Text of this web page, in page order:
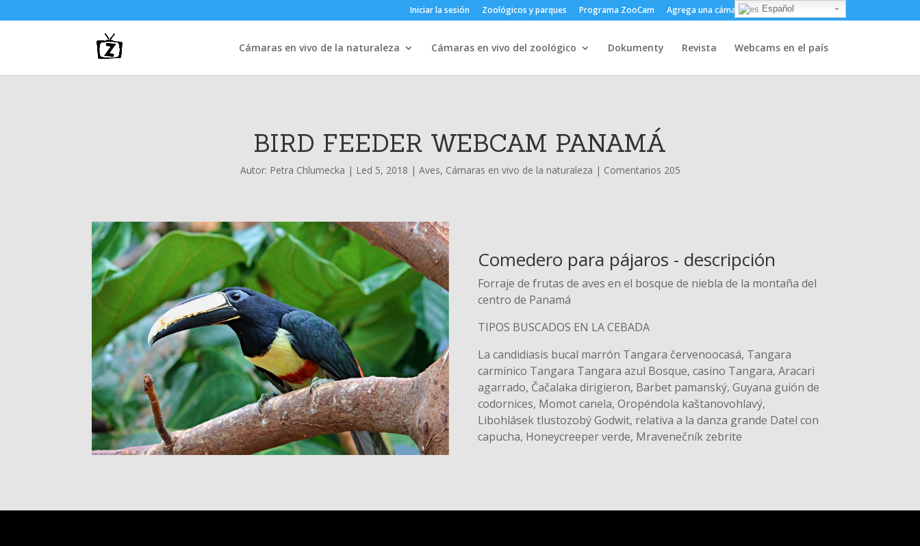
Iniciar la sesión Zoológicos y parques Programa ZooCam Agrega una cámara Sobre Contacto
Cámaras en vivo de la naturaleza Cámaras en vivo del zoológico Dokumenty Revista Webcams en el país
BIRD FEEDER WEBCAM PANAMÁ
Autor: Petra Chlumecka | Led 5, 2018 | Aves, Cámaras en vivo de la naturaleza | Comentarios 205
Comedero para pájaros - descripción
Forraje de frutas de aves en el bosque de niebla de la montaña del
centro de Panamá
TIPOS BUSCADOS EN LA CEBADA
La candidiasis bucal marrón Tangara červenoocasá, Tangara
carmínico Tangara Tangara azul Bosque, casino Tangara, Aracari
agarrado, Čačalaka dirigieron, Barbet pamanský, Guyana guión de
codornices, Momot canela, Oropéndola kaštanovohlavý,
Libohlásek tlustozobý Godwit, relativa a la danza grande Datel con
capucha, Honeycreeper verde, Mravenečník zebrite
Español